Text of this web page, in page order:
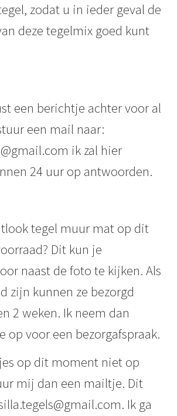
zodat u in ieder geval de
deze tegelmix goed kunt
een berichtje achter voor al
een mail naar:
ik zal hier
24 uur op antwoorden.
tegel muur mat op dit
Dit kun je
naast de foto te kijken. Als
zijn kunnen ze bezorgd
2 weken. Ik neem dan
op voor een bezorgafspraak.
op dit moment niet op
mij dan een mailtje. Dit
Ik ga